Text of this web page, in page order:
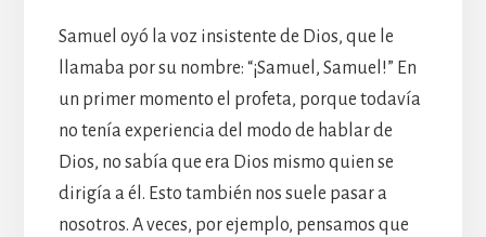
Samuel oyó la voz insistente de Dios, que le
llamaba por su nombre: “¡Samuel, Samuel!” En
un primer momento el profeta, porque todavía
no tenía experiencia del modo de hablar de
Dios, no sabía que era Dios mismo quien se
dirigía a él. Esto también nos suele pasar a
nosotros. A veces, por ejemplo, pensamos que